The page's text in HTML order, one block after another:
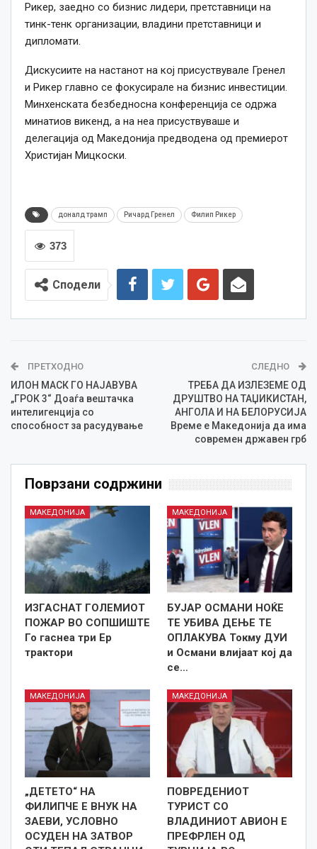
Рикер, заедно со бизнис лидери, претставници на
тинк-тенк организации, владини претставници и
дипломати.
Дискусиите на настанот на кој присуствувале Гренел
и Рикер главно се фокусирале на бизнис инвестиции.
Минхенската безбедносна конференција се одржа
минатиов викенд, а на неа присуствуваше и
делегација од Македонија предводена од премиерот
Христијан Мицкоски.
доналд трамп Ричард Гренел Филип Рикер
373
Сподели
ПРЕТХОДНО
ИЛОН МАСК ГО НАЈАВУВА
„ГРОК 3“ Доаѓа вештачка
интелигенција со
способност за расудување
СЛЕДНО
ТРЕБА ДА ИЗЛЕЗЕМЕ ОД
ДРУШТВО НА ТАЏИКИСТАН,
АНГОЛА И НА БЕЛОРУСИЈА
Време е Македонија да има
современ државен грб
Поврзани содржини
МАКЕДОНИЈА
ИЗГАСНАТ ГОЛЕМИОТ
ПОЖАР ВО СОПШИШТЕ
Го гаснеа три Ер
трактори
МАКЕДОНИЈА
БУЈАР ОСМАНИ НОЌЕ
ТЕ УБИВА ДЕЊЕ ТЕ
ОПЛАКУВА Токму ДУИ
и Османи влијаат кој да
се…
МАКЕДОНИЈА
„ДЕТЕТО“ НА
ФИЛИПЧЕ Е ВНУК НА
ЗАЕВИ, УСЛОВНО
ОСУДЕН НА ЗАТВОР
МАКЕДОНИЈА
ПОВРЕДЕНИОТ
ТУРИСТ СО
ВЛАДИНИОТ АВИОН Е
ПРЕФРЛЕН ОД